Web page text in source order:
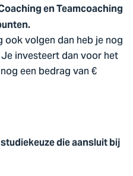
en Teamcoaching
volgen dan heb je nog
investeert dan voor het
een bedrag van €
die aansluit bij